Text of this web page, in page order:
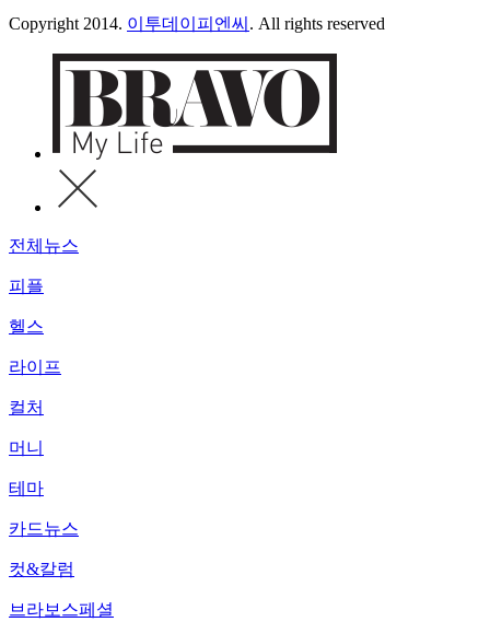
Copyright 2014. 이투데이피엔씨 . All rights reserved
전체뉴스
피플
헬스
라이프
컬처
머니
테마
카드뉴스
컷&칼럼
브라보스페셜